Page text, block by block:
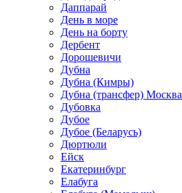
Даппарай
День в море
День на борту
Дербент
Дорошевичи
Дубна
Дубна (Кимры)
Дубна (трансфер) Москва
Дубовка
Дубое
Дубое (Беларусь)
Дюртюли
Ейск
Екатеринбург
Елабуга